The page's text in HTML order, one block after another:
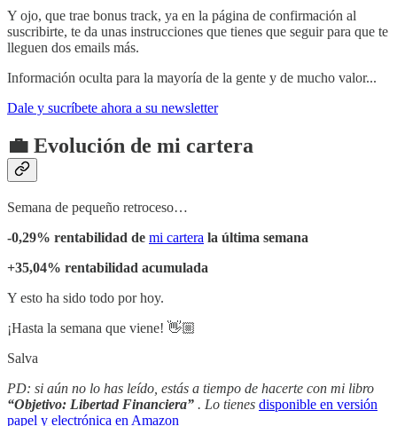
Y ojo, que trae bonus track, ya en la página de confirmación al
suscribirte, te da unas instrucciones que tienes que seguir para que te
lleguen dos emails más.
Información oculta para la mayoría de la gente y de mucho valor...
Dale y sucríbete ahora a su newsletter
💼 Evolución de mi cartera
Semana de pequeño retroceso…
-0,29% rentabilidad de mi cartera la última semana
+35,04% rentabilidad acumulada
Y esto ha sido todo por hoy.
¡Hasta la semana que viene! 👋🏼
Salva
PD: si aún no lo has leído, estás a tiempo de hacerte con mi libro
“Objetivo: Libertad Financiera” . Lo tienes disponible en versión
papel y electrónica en Amazon